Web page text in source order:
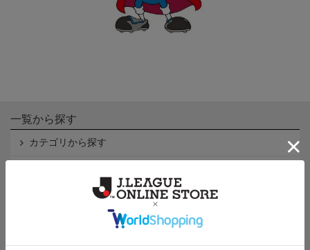
一覧から探す
カテゴリから探す
Ｊ2